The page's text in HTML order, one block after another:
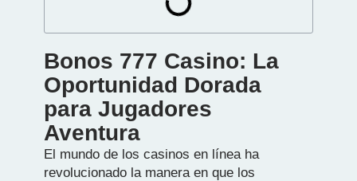
Bonos 777 Casino: La
Oportunidad Dorada
para Jugadores
Aventura
El mundo de los casinos en línea ha
revolucionado la manera en que los